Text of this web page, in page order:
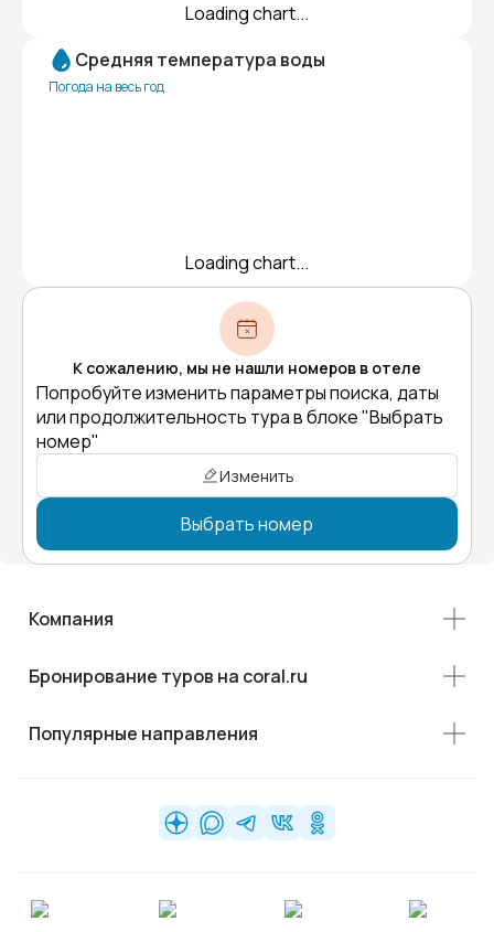
Loading chart...
Средняя температура воды
Погода на весь год
Loading chart...
К сожалению, мы не нашли номеров в отеле
Попробуйте изменить параметры поиска, даты
или продолжительность тура в блоке "Выбрать
номер"
Изменить
Выбрать номер
Компания
Бронирование туров на coral.ru
Популярные направления